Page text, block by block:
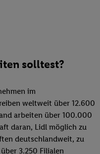
solltest?
im
weltweit über 12.600
arbeiten über 100.000
daran, Lidl möglich zu
deutschlandweit, zu
3.250 Filialen